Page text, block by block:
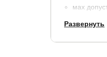
мах
нижняя
Развернуть